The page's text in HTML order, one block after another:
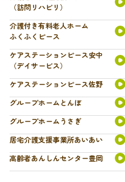
（訪問リハビリ）
介護付き有料老人ホーム
ふくふくピース
ケアステーションピース安中
（デイサービス）
ケアステーションピース佐野
グループホームとんぼ
グループホームうさぎ
居宅介護支援事業所あいあい
高齢者あんしんセンター豊岡